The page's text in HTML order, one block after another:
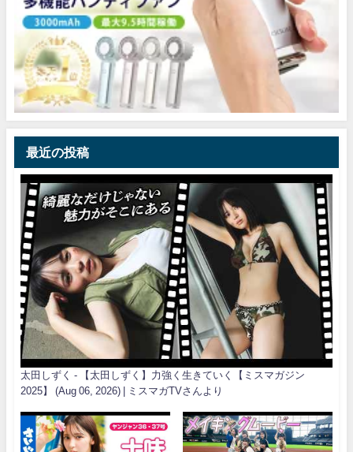
最近の投稿
太田しずく - 【太田しずく】力強く生きていく【ミスマガジン
2025】 (Aug 06, 2026) | ミスマガTVさんより